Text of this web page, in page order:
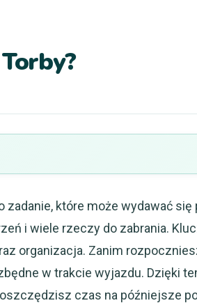
które może wydawać się
i wiele rzeczy do zabrania.
organizacja. Zanim
w trakcie wyjazdu. Dzięki
czas na późniejsze